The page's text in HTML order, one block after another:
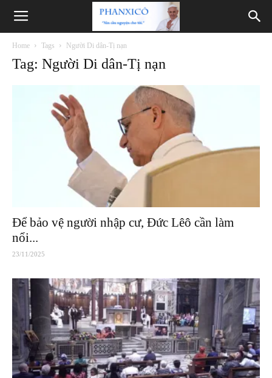
Phanxicô
Home Tags Người Di dân-Tị nạn
Tag: Người Di dân-Tị nạn
Để bảo vệ người nhập cư, Đức Lêô cần làm
nổi...
23/11/2025